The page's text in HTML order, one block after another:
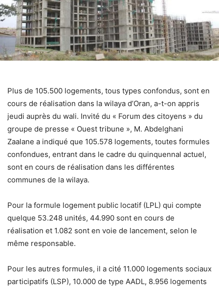
Plus de 105.500 logements, tous types confondus, sont en
cours de réalisation dans la wilaya d’Oran, a-t-on appris
jeudi auprès du wali. Invité du « Forum des citoyens » du
groupe de presse « Ouest tribune », M. Abdelghani
Zaalane a indiqué que 105.578 logements, toutes formules
confondues, entrant dans le cadre du quinquennal actuel,
sont en cours de réalisation dans les différentes
communes de la wilaya.
Pour la formule logement public locatif (LPL) qui compte
quelque 53.248 unités, 44.990 sont en cours de
réalisation et 1.082 sont en voie de lancement, selon le
même responsable.
Pour les autres formules, il a cité 11.000 logements sociaux
participatifs (LSP), 10.000 de type AADL, 8.956 logements